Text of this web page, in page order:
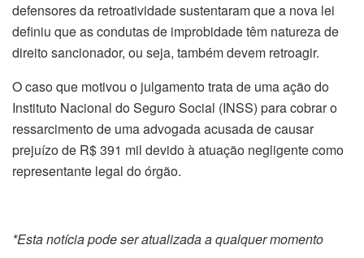
defensores da retroatividade sustentaram que a nova lei
definiu que as condutas de improbidade têm natureza de
direito sancionador, ou seja, também devem retroagir.
O caso que motivou o julgamento trata de uma ação do
Instituto Nacional do Seguro Social (INSS) para cobrar o
ressarcimento de uma advogada acusada de causar
prejuízo de R$ 391 mil devido à atuação negligente como
representante legal do órgão.
*Esta notícia pode ser atualizada a qualquer momento